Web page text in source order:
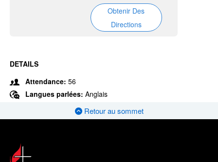
Obtenir Des
Directions
DETAILS
Attendance: 56
Langues parlées: Anglais
Retour au sommet